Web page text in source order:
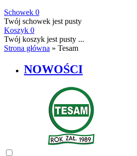
Schowek 0
Twój schowek jest pusty
Koszyk 0
Twój koszyk jest pusty ...
Strona główna » Tesam
NOWOŚCI